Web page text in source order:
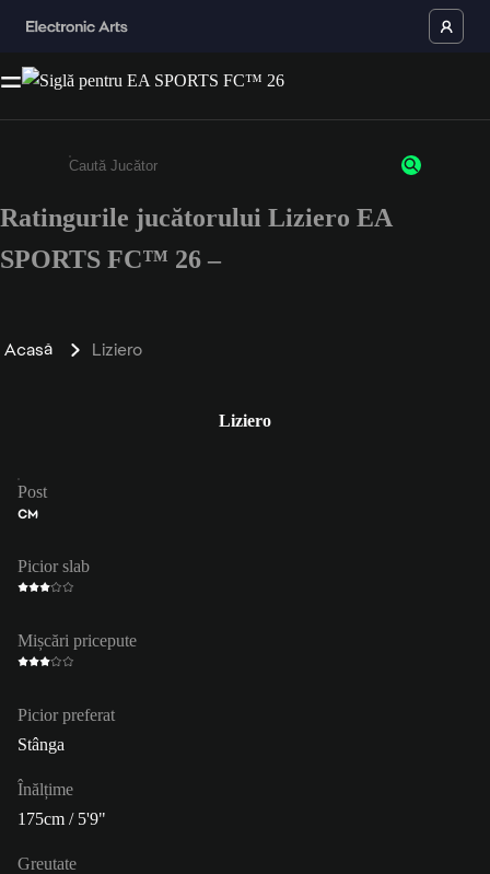
Enter a minimum of 3 characters or numbers
Ratingurile jucătorului Liziero EA
SPORTS FC™ 26 –
Acasă Liziero
Liziero
Post
CM
Picior slab
Mișcări pricepute
Picior preferat
Stânga
Înălțime
175cm / 5'9"
Greutate